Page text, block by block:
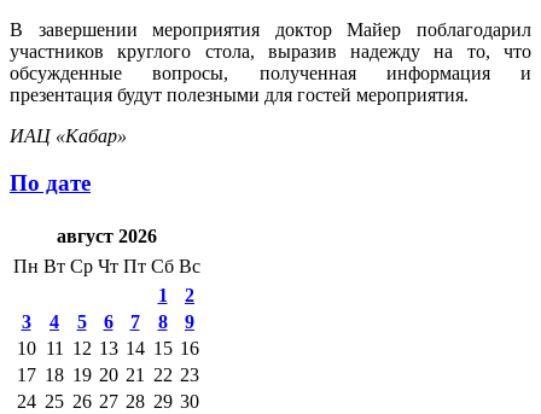
В завершении мероприятия доктор Майер поблагодарил
участников круглого стола, выразив надежду на то, что
обсужденные вопросы, полученная информация и
презентация будут полезными для гостей мероприятия.
ИАЦ «Кабар»
По дате
август 2026
Пн Вт Ср Чт Пт Сб Вс
1
2
3
4 5 6 7 8
9
10 11 12 13 14 15 16
17 18 19 20 21 22 23
24 25 26 27 28 29 30